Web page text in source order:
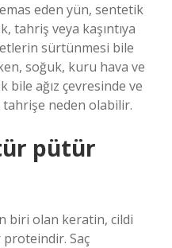
eden yün, sentetik
tahriş veya kaşıntıya
sürtünmesi bile
soğuk, kuru hava ve
bile ağız çevresinde ve
tahrişe neden olabilir.
pütür
biri olan keratin, cildi
proteindir. Saç